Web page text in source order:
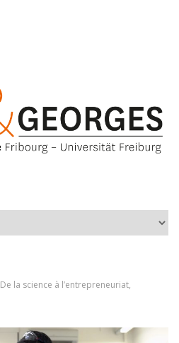
De la science à l’entrepreneuriat,